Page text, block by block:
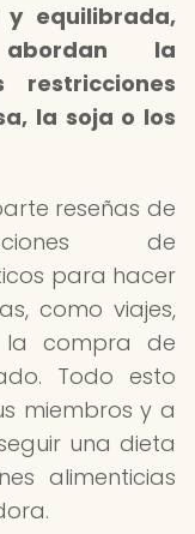
equilibrada,
la
la soja o los
reseñas de
de
para hacer
como viajes,
compra de
Todo esto
miembros y a
una dieta
alimenticias